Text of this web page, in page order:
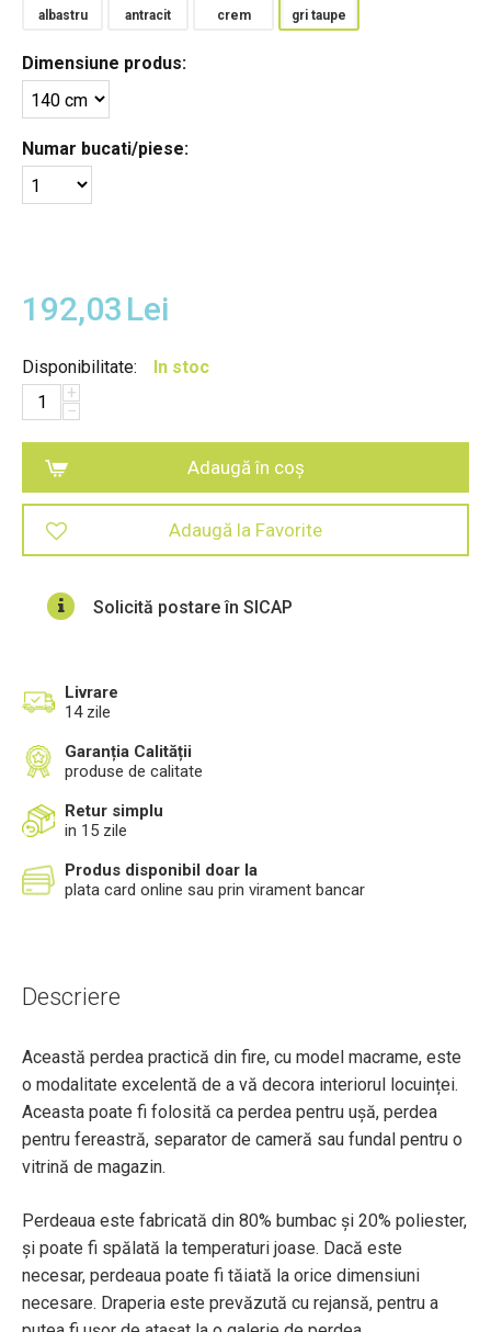
albastru antracit crem gri taupe
Dimensiune produs:
Numar bucati/piese:
192,03 Lei
Disponibilitate:
In stoc
+
−
Adaugă în coș
Adaugă la Favorite
Solicită postare în SICAP
Livrare
14 zile
Garanția Calității
produse de calitate
Retur simplu
in 15 zile
Produs disponibil doar la
plata card online sau prin virament bancar
Descriere
Această perdea practică din fire, cu model macrame, este
o modalitate excelentă de a vă decora interiorul locuinței.
Aceasta poate fi folosită ca perdea pentru ușă, perdea
pentru fereastră, separator de cameră sau fundal pentru o
vitrină de magazin.
Perdeaua este fabricată din 80% bumbac și 20% poliester,
și poate fi spălată la temperaturi joase. Dacă este
necesar, perdeaua poate fi tăiată la orice dimensiuni
necesare. Draperia este prevăzută cu rejansă, pentru a